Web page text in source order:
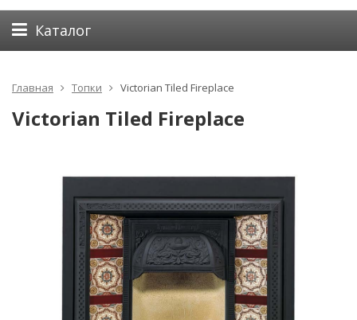
Каталог
Главная Топки Victorian Tiled Fireplace
Victorian Tiled Fireplace